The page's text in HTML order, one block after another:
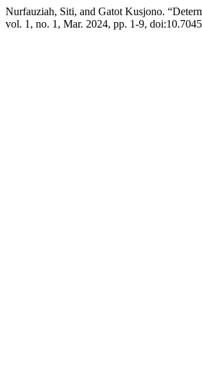
Nurfauziah, Siti, and Gatot Kusjono.
vol. 1, no. 1, Mar. 2024, pp. 1-9,